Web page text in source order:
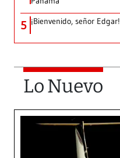
5 ¡Bienvenido, señor Edgar!
Lo Nuevo